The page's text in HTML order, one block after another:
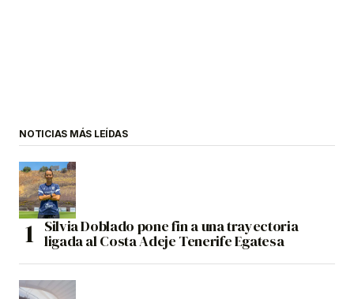
NOTICIAS MÁS LEÍDAS
Silvia Doblado pone fin a una trayectoria
ligada al Costa Adeje Tenerife Egatesa